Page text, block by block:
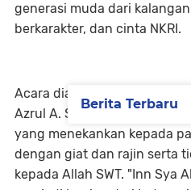
generasi muda dari
berkarakter, dan cinta NKRI.
Acara diawali dengan
Azrul A. Sirait, S.Hi., M.M.,
yang menekankan kepada
dengan giat dan rajin serta
kepada Allah SWT. "Inn Sya
Berita Terbaru